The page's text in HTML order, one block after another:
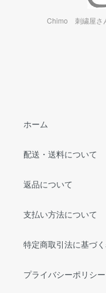
Chimo 刺繍屋さ
ホーム
配送・送料について
返品について
支払い方法について
特定商取引法に基づ
プライバシーポリシー